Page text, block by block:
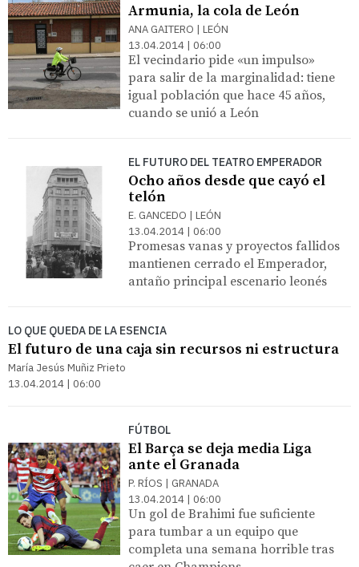
Armunia, la cola de León
ANA GAITERO | LEÓN
13.04.2014 | 06:00
El vecindario pide «un impulso»
para salir de la marginalidad: tiene
igual población que hace 45 años,
cuando se unió a León
EL FUTURO DEL TEATRO EMPERADOR
Ocho años desde que cayó el
telón
E. GANCEDO | LEÓN
13.04.2014 | 06:00
Promesas vanas y proyectos fallidos
mantienen cerrado el Emperador,
antaño principal escenario leonés
LO QUE QUEDA DE LA ESENCIA
El futuro de una caja sin recursos ni estructura
María Jesús Muñiz Prieto
13.04.2014 | 06:00
FÚTBOL
El Barça se deja media Liga
ante el Granada
P. RÍOS | GRANADA
13.04.2014 | 06:00
Un gol de Brahimi fue suficiente
para tumbar a un equipo que
completa una semana horrible tras